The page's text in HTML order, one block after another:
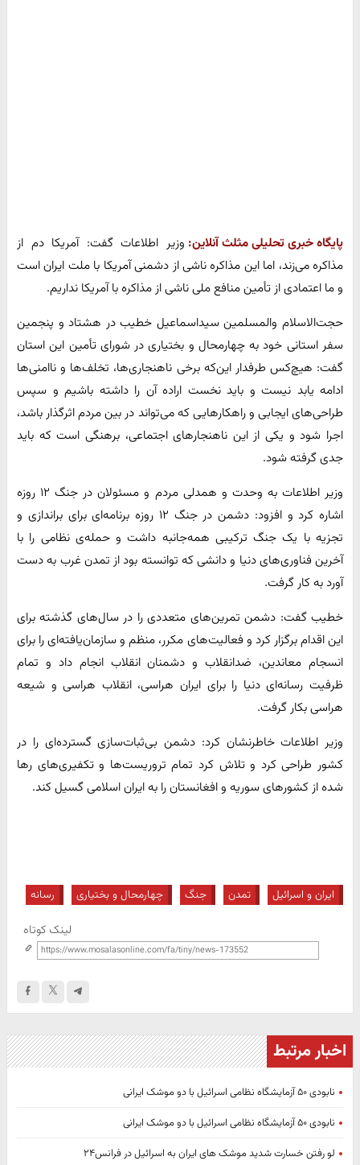
پایگاه خبری تحلیلی مثلث آنلاین: وزیر اطلاعات گفت: آمریکا دم از
مذاکره می‌زند، اما این مذاکره ناشی از دشمنی آمریکا با ملت ایران است
و ما اعتمادی از تأمین منافع ملی ناشی از مذاکره با آمریکا نداریم.
حجت‌الاسلام‌ والمسلمین سیداسماعیل خطیب در هشتاد و پنجمین
سفر استانی خود به چهارمحال و بختیاری در شورای تأمین این استان
گفت: هیچ‌کس طرفدار این‌که برخی ناهنجاری‌ها، تخلف‌ها و ناامنی‌ها
ادامه یابد نیست و باید نخست اراده آن را داشته باشیم و سپس
طراحی‌های ایجابی و راهکارهایی که می‌تواند در بین مردم اثرگذار باشد،
اجرا شود و یکی از این ناهنجارهای اجتماعی، برهنگی است که باید
جدی گرفته شود.
وزیر اطلاعات به وحدت و همدلی مردم و مسئولان در جنگ ۱۲ روزه
اشاره کرد و افزود: دشمن در جنگ ۱۲ روزه برنامه‌ای برای براندازی و
تجزیه با یک جنگ ترکیبی همه‌جانبه‌ داشت و حمله‌ی نظامی را با
آخرین فناوری‌های دنیا و دانشی که توانسته بود از تمدن غرب به دست
آورد به کار گرفت.
خطیب گفت: دشمن تمرین‌های متعددی را در سال‌های گذشته برای
این اقدام برگزار کرد و فعالیت‌های مکرر، منظم و سازمان‌یافته‌ای را برای
انسجام معاندین، ضدانقلاب و دشمنان انقلاب انجام داد و تمام
ظرفیت رسانه‌ای دنیا را برای ایران هراسی، انقلاب هراسی و شیعه
هراسی بکار گرفت.
وزیر اطلاعات خاطرنشان کرد: دشمن بی‌ثبات‌سازی گسترده‌ای را در
کشور طراحی کرد و تلاش کرد تمام تروریست‌ها و تکفیری‌های رها
شده از کشورهای سوریه و افغانستان را به ایران اسلامی گسیل کند.
ایران و اسرائیل تمدن جنگ چهارمحال و بختیاری رسانه
لینک کوتاه
اخبار مرتبط
نابودی ۵۰ آزمایشگاه نظامی اسرائیل با دو موشک ایرانی
نابودی ۵۰ آزمایشگاه نظامی اسرائیل با دو موشک ایرانی
لو رفتن خسارت شدید موشک های ایران به اسرائیل در فرانس‌۲۴